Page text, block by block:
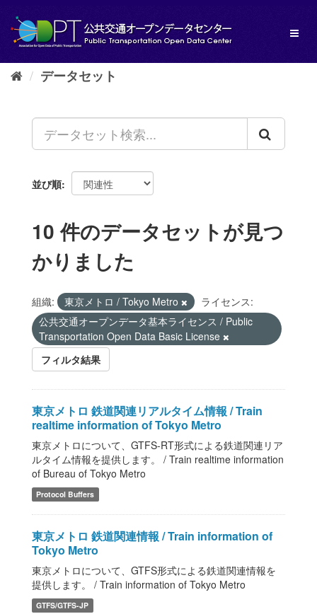
し
データセット
並び順
10 件のデータセットが見つ
かりました
組織: 東京メトロ / Tokyo Metro
ライセンス:
公共交通オープンデータ基本ライセンス / Public
Transportation Open Data Basic License
フィルタ結果
東京メトロ 鉄道関連リアルタイム情報 / Train
realtime information of Tokyo Metro
東京メトロについて、GTFS-RT形式による鉄道関連リア
ルタイム情報を提供します。 / Train realtime information
of Bureau of Tokyo Metro
Protocol Buffers
東京メトロ 鉄道関連情報 / Train information of
Tokyo Metro
東京メトロについて、GTFS形式による鉄道関連情報を
提供します。 / Train information of Tokyo Metro
GTFS/GTFS-JP